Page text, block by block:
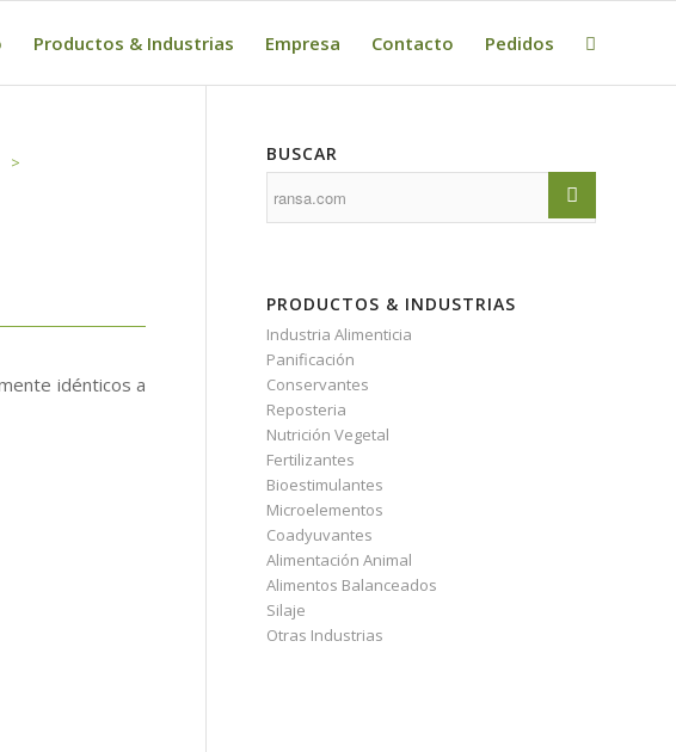
Productos & Industrias Empresa Contacto Pedidos
>
idénticos a
BUSCAR
PRODUCTOS & INDUSTRIAS
Industria Alimenticia
Panificación
Conservantes
Reposteria
Nutrición Vegetal
Fertilizantes
Bioestimulantes
Microelementos
Coadyuvantes
Alimentación Animal
Alimentos Balanceados
Silaje
Otras Industrias